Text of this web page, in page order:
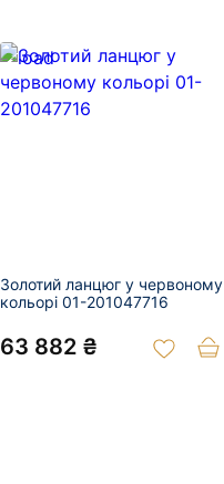
Золотий ланцюг у червоному
кольорі 01-201047716
63 882 ₴